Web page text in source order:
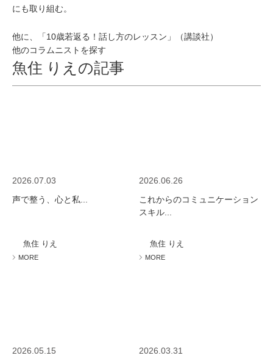
にも取り組む。
他に、「10歳若返る！話し方のレッスン」（講談社）
他のコラムニストを探す
魚住 りえの記事
2026.07.03
声で整う、心と私...
魚住 りえ
MORE
2026.06.26
これからのコミュニケーション
スキル...
魚住 りえ
MORE
2026.05.15
2026.03.31